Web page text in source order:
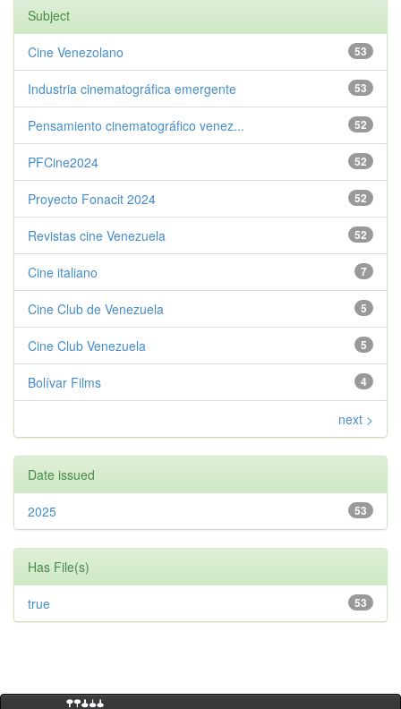
Subject
53
Cine Venezolano
53
Industria cinematográfica emergente
52
Pensamiento cinematográfico venez...
52
PFCine2024
52
Proyecto Fonacit 2024
52
Revistas cine Venezuela
7
Cine italiano
5
Cine Club de Venezuela
5
Cine Club Venezuela
4
Bolívar Films
next >
Date issued
53
2025
Has File(s)
53
true